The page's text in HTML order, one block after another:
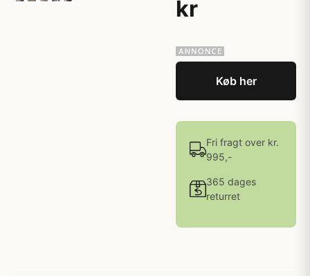
kr
Køb her
Fri fragt over kr.
995,-
365 dages
returret